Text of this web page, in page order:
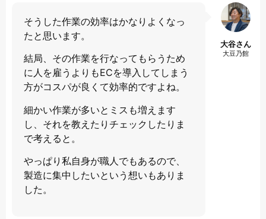
そうした作業の効率はかなりよくなっ
たと思います。
結局、その作業を行なってもらうため
に人を雇うよりもECを導入してしまう
方がコスパが良くて効率的ですよね。
細かい作業が多いとミスも増えます
し、それを教えたりチェックしたりま
で考えると。
やっぱり私自身が職人でもあるので、
製造に集中したいという想いもありま
した。
大谷さん
大豆乃館